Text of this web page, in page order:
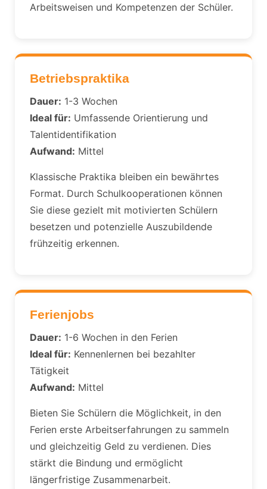
Arbeitsweisen und Kompetenzen der Schüler.
Betriebspraktika
Dauer: 1-3 Wochen
Ideal für: Umfassende Orientierung und
Talentidentifikation
Aufwand: Mittel
Klassische Praktika bleiben ein bewährtes
Format. Durch Schulkooperationen können
Sie diese gezielt mit motivierten Schülern
besetzen und potenzielle Auszubildende
frühzeitig erkennen.
Ferienjobs
Dauer: 1-6 Wochen in den Ferien
Ideal für: Kennenlernen bei bezahlter
Tätigkeit
Aufwand: Mittel
Bieten Sie Schülern die Möglichkeit, in den
Ferien erste Arbeitserfahrungen zu sammeln
und gleichzeitig Geld zu verdienen. Dies
stärkt die Bindung und ermöglicht
längerfristige Zusammenarbeit.